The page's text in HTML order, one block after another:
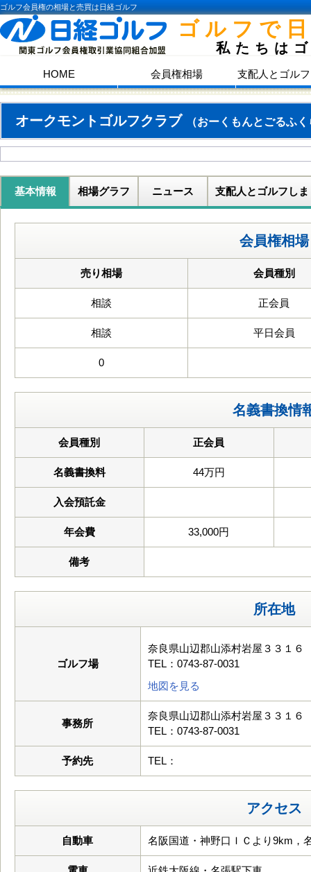
ゴルフ会員権の相場と売買は日経ゴルフ
ゴルフで
私たちは
HOME 会員権相場 支配人とゴル
オークモントゴルフクラブ （おーくもんとごるふ
基本情報 相場グラフ ニュース 支配人とゴルフしま
会員権相場
売り相場 会員種別
相談 正会員
相談 平日会員
0
名義書換情
会員種別 正会員
名義書換料 44万円
入会預託金
年会費 33,000円
備考
所在地
ゴルフ場
奈良県山辺郡山添村岩屋３３１６
TEL：0743-87-0031
地図を見る
事務所
奈良県山辺郡山添村岩屋３３１６
TEL：0743-87-0031
予約先 TEL：
アクセス
自動車 名阪国道・神野口ＩＣより9km，